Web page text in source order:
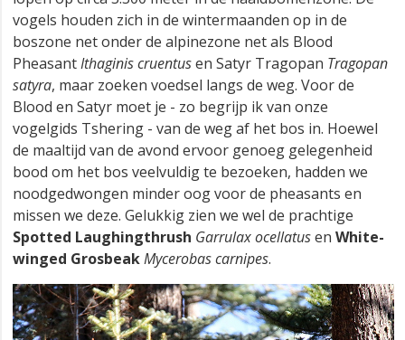
vogels houden zich in de wintermaanden op in de
boszone net onder de alpinezone net als Blood
PheasantIthaginis cruentusen Satyr Tragopan Tragopan
satyra, maar zoeken voedsel langs de weg. Voor de
Blood en Satyr moet je - zo begrijp ik van onze
vogelgids Tshering - van de weg af het bos in. Hoewel
de maaltijd van de avond ervoor genoeg gelegenheid
bood om het bos veelvuldig te bezoeken, hadden we
noodgedwongen minder oog voor de pheasants en
missen we deze. Gelukkig zien we wel de prachtige
Spotted Laughingthrush Garrulax ocellatusen White-
winged GrosbeakMycerobas carnipes.